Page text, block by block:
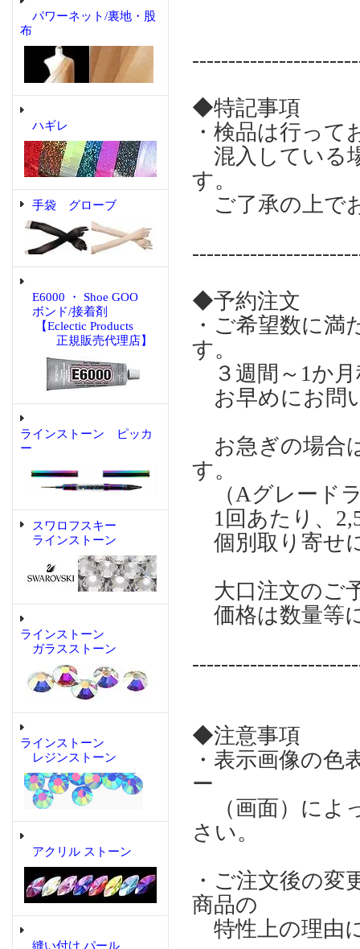
パワーネット/裏地・股
布
ハギレ
手袋 グローブ
E6000 ・ Shoe GOO
ボンド/接着剤
【Eclectic Products
正規販売代理店】
ラインストーン ピッカ
ー
スワロフスキー
ラインストーン
ラインストーン
ガラスストーン
ラインストーン
レジンストーン
アクリル ストーン
縫い付け パール
◆特記事項
・検品は行っ
混入している
す。
ご了承の上で
◆予約注文
・ご希望数に
す。
３週間～1か月
お早めにお問
お急ぎの場合
す。
（Aグレード
1回あたり、
個別取り寄せ
大口注文のご
価格は数量等
◆注意事項
・表示画像の
ー
（画面）によ
さい。
・ご注文後の
商品の
特性上の理由